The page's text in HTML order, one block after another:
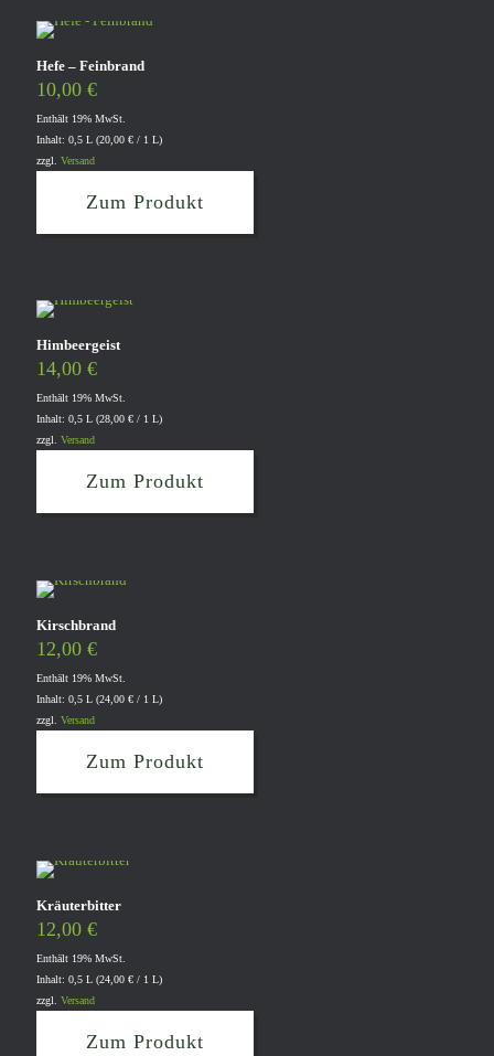
Hefe – Feinbrand
10,00 €
Enthält 19% MwSt.
Inhalt: 0,5 L (20,00 € / 1 L)
zzgl. Versand
Zum Produkt
Himbeergeist
14,00 €
Enthält 19% MwSt.
Inhalt: 0,5 L (28,00 € / 1 L)
zzgl. Versand
Zum Produkt
Kirschbrand
12,00 €
Enthält 19% MwSt.
Inhalt: 0,5 L (24,00 € / 1 L)
zzgl. Versand
Zum Produkt
Kräuterbitter
12,00 €
Enthält 19% MwSt.
Inhalt: 0,5 L (24,00 € / 1 L)
zzgl. Versand
Zum Produkt